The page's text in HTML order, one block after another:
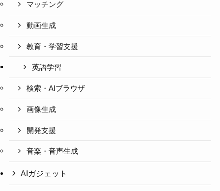
マッチング
動画生成
教育・学習支援
英語学習
検索・AIブラウザ
画像生成
開発支援
音楽・音声生成
AIガジェット